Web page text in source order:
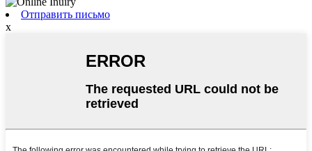
Отправить письмо
x